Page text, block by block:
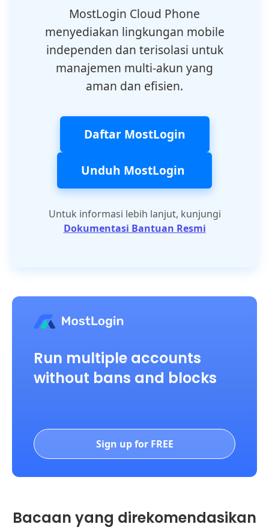
MostLogin Cloud Phone
menyediakan lingkungan mobile
independen dan terisolasi untuk
manajemen multi-akun yang
aman dan efisien.
Daftar MostLogin
Unduh MostLogin
Untuk informasi lebih lanjut, kunjungi
Dokumentasi Bantuan Resmi
Run multiple accounts
without bans and blocks
Sign up for FREE
Bacaan yang direkomendasikan